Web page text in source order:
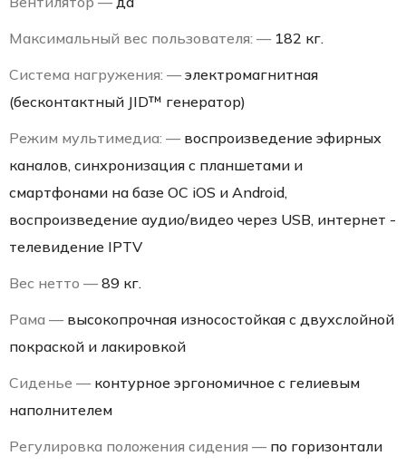
Максимальный вес пользователя: — 182 кг.
Система нагружения: — электромагнитная
(бесконтактный JID™ генератор)
Режим мультимедиа: — воспроизведение эфирных
каналов, синхронизация с планшетами и
смартфонами на базе ОС iOS и Android,
воспроизведение аудио/видео через USB, интернет -
телевидение IPTV
Вес нетто — 89 кг.
Рама — высокопрочная износостойкая с двухслойной
покраской и лакировкой
Сиденье — контурное эргономичное с гелиевым
наполнителем
Регулировка положения сидения — по горизонтали